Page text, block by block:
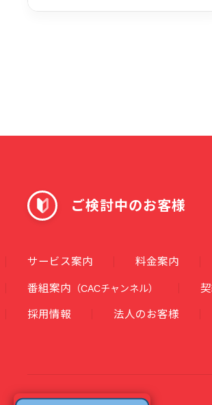
ご検討中のお客様
サービス案内 料金案内
番組案内 （CACチャンネル）
採用情報 法人のお客様